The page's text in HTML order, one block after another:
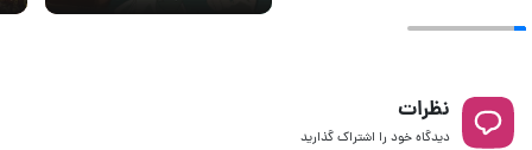
نظرات
دیدگاه خود را اشتراک گذارید